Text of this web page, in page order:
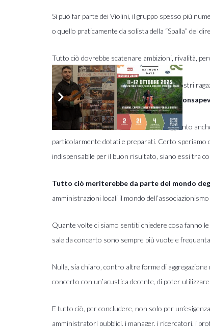
Si può far parte dei Violini, il gruppo spesso più
o quello praticamente da solista della “Spalla” del
Tutto ciò dovrebbe scatenare ambizioni, rivalità,
Come mai non accade? Perché vediamo i nostri
richiedono ore?A cosa è dovuta quella
Li vediamo soddisfatti per il risultato raggiunto
particolarmente dotati e preparati. Certo speriamo
indispensabile per il buon risultato, siano essi tra
Tutto ciò meriterebbe da parte del mondo
amministrazioni locali il mondo
Quante volte ci siamo sentiti chiedere cosa fanno
sale da concerto sono sempre più vuote e
Nulla, sia chiaro, contro altre forme di
concerto con un’acustica decente, di poter
E tutto ciò, per concludere, non solo per
amministratori pubblici, i manager, i ricercatori, i